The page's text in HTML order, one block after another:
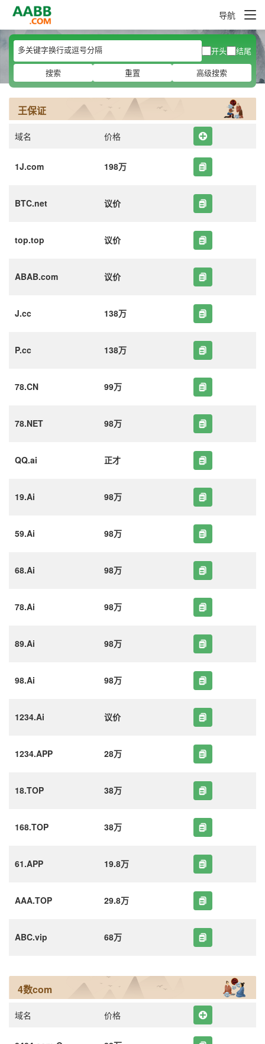
导航
开头
结尾
搜索
重置 高级搜索
王保证
域名 价格
1J.com 198万
BTC.net 议价
top.top 议价
ABAB.com 议价
J.cc 138万
P.cc 138万
78.CN 99万
78.NET 98万
QQ.ai 正才
19.Ai 98万
59.Ai 98万
68.Ai 98万
78.Ai 98万
89.Ai 98万
98.Ai 98万
1234.Ai 议价
1234.APP 28万
18.TOP 38万
168.TOP 38万
61.APP 19.8万
AAA.TOP 29.8万
ABC.vip 68万
4数com
域名 价格